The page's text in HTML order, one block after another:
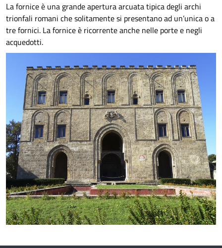
La fornice è una grande apertura arcuata tipica degli archi
trionfali romani che solitamente si presentano ad un’unica o a
tre fornici. La fornice è ricorrente anche nelle porte e negli
acquedotti.